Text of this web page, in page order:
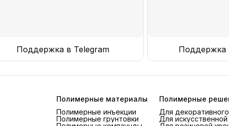
Поддержка в Telegram Поддержка
Полимерные материалы
Полимерные инъекции
Полимерные грунтовки
Полимерные
Для
Для